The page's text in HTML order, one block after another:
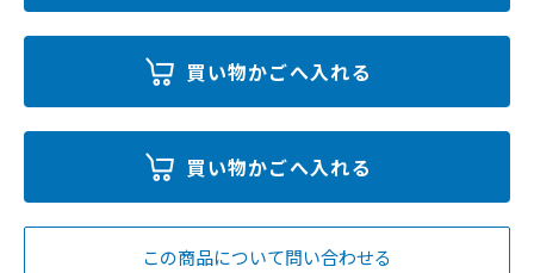
この商品について問い合わせる